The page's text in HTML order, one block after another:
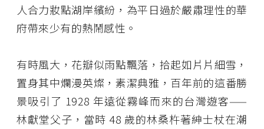
人合力妝點湖岸繽紛，為平日過於嚴肅理性的華
府帶來少有的熱鬧感性。
有時風大，花瓣似雨點飄落，拾起如片片細雪，
置身其中爛漫英燦，素潔典雅，百年前的這番勝
景吸引了 1928 年遠從霧峰而來的台灣遊客——
林獻堂父子，當時 48 歲的林桑杵著紳士杖在潮